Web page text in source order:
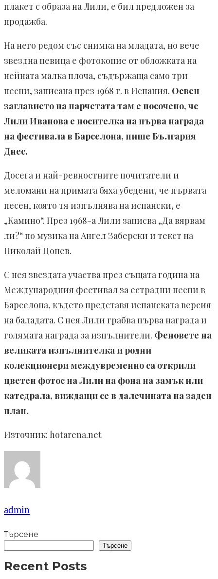
плакет с образа на Лили, е бил предложен за
продажба.
На него редом със снимка на младата, но вече
звездна певица е фотокопие от обложката на
нейната малка плоча, съдържаща само три
песни, записана през 1968 г. в Испания. Освен
заглавието на парчетата там е посочено, че
Лили Иванова е носителка на първа награда
на фестивала в Барселона, пише България
Днес.
Досега и най-ревностните почитатели и
меломани на примата бяха убедени, че първата
песен, която тя изпълнява на испански, е
„Камино“. През 1968-а Лили записва „Да вярвам
ли?“ по музика на Ангел Заберски и текст на
Николай Цонев.
С нея звездата участва през същата година на
Международния фестивал за естрадни песни в
Барселона, където представя испанската версия
на баладата. С нея Лили грабва първа награда и
голямата награда за изпълнители. Феновете на
великата изпълнителка и родни
колекционери междувременно са открили
цветен фотос на Лили на фона на замък или
катедрала, виждащи се в далечината на заден
план.
Източник: hotarena.net
admin
Търсене
Търсене
Recent Posts